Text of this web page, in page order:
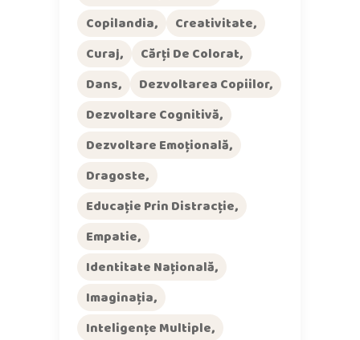
Copilandia
Creativitate
Curaj
Cărți De Colorat
Dans
Dezvoltarea Copiilor
Dezvoltare Cognitivă
Dezvoltare Emoțională
Dragoste
Educație Prin Distracție
Empatie
Identitate Națională
Imaginația
Inteligențe Multiple